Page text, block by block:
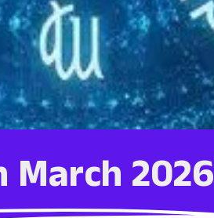
March 2026